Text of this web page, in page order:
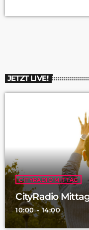
JETZT LIVE!
CITYRADIO MITTAG
CityRadio
10:00 - 14:00